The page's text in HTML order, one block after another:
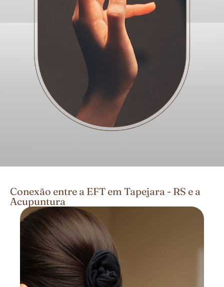
Conexão entre a EFT em Tapejara - RS e a
Acupuntura